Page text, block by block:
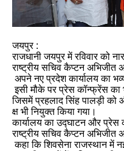
जयपुर :
राजधानी जयपुर में रविवार को
राष्ट्रीय सचिव कैप्टन अभिजीत
अपने नए प्रदेश कार्यालय का
इसी मौके पर प्रेस कॉन्फ्रेंस का
जिसमें प्रहलाद सिंह पालड़ी को
क्ष भी नियुक्त किया गया।
कार्यालय का उद्घाटन और प्रेस
राष्ट्रीय सचिव कैप्टन अभिजीत
कहा कि शिवसेना राजस्थान में